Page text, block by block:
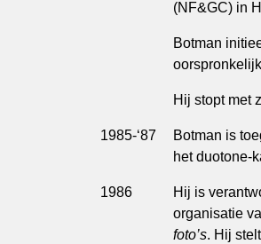
(NF&GC) in
Botman
Hij stopt met
1985-‘87
Botman is
het duotone-
1986
Hij is
organisatie
foto’s. Hij